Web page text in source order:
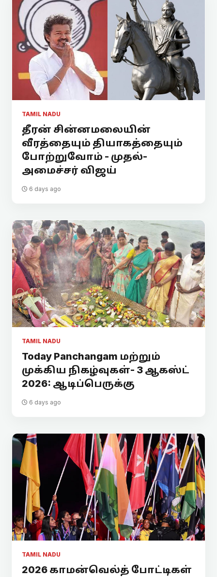
TAMIL NADU
தீரன் சின்னமலையின்
வீரத்தையும் தியாகத்தையும்
போற்றுவோம் - முதல்-
அமைச்சர் விஜய்
6 days ago
TAMIL NADU
Today Panchangam மற்றும்
முக்கிய நிகழ்வுகள்- 3 ஆகஸ்ட்
2026: ஆடிப்பெருக்கு
6 days ago
TAMIL NADU
2026 காமன்வெல்த் போட்டிகள்